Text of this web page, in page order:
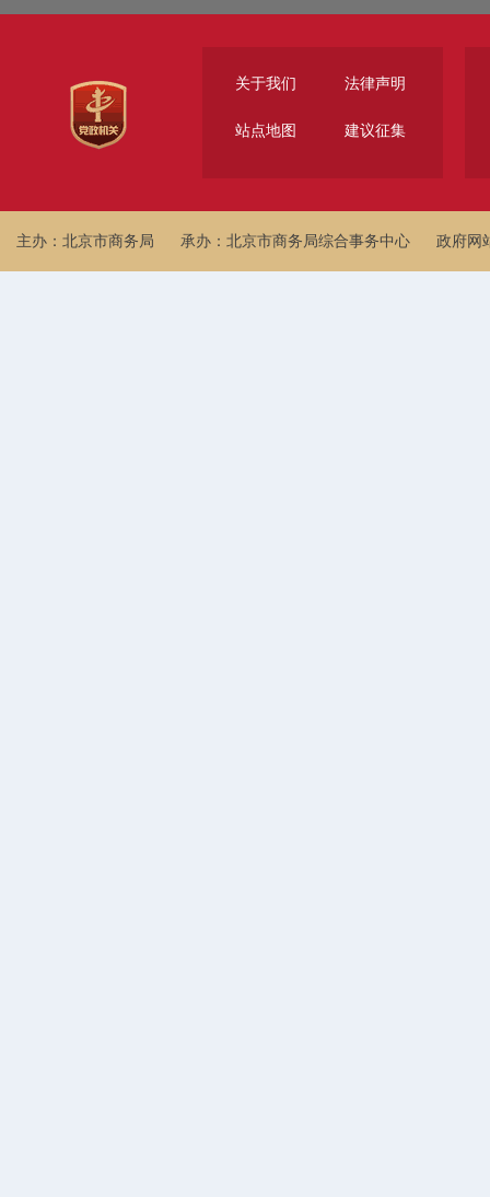
关于我们 法律声明
站点地图 建议征集
主办：北京市商务局 承办：北京市商务局综合事务中心 政府网